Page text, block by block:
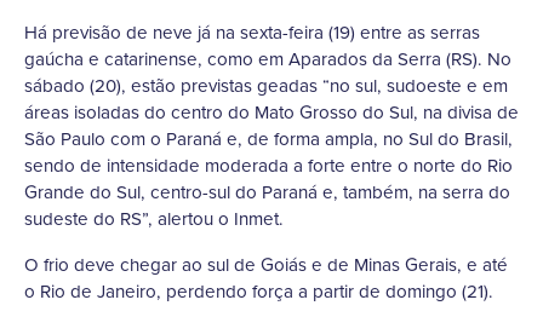
Há previsão de neve já na sexta-feira (19) entre as serras
gaúcha e catarinense, como em Aparados da Serra (RS). No
sábado (20), estão previstas geadas “no sul, sudoeste e em
áreas isoladas do centro do Mato Grosso do Sul, na divisa de
São Paulo com o Paraná e, de forma ampla, no Sul do Brasil,
sendo de intensidade moderada a forte entre o norte do Rio
Grande do Sul, centro-sul do Paraná e, também, na serra do
sudeste do RS”, alertou o Inmet.
O frio deve chegar ao sul de Goiás e de Minas Gerais, e até
o Rio de Janeiro, perdendo força a partir de domingo (21).